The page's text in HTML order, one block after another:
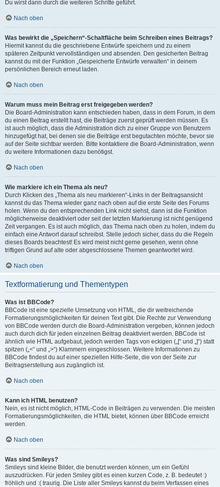
Du wirst dann durch die weiteren Schritte geführt.
Nach oben
Was bewirkt die „Speichern“-Schaltfläche beim Schreiben eines Beitrags?
Hiermit kannst du die geschriebene Entwürfe speichern und zu einem
späteren Zeitpunkt vervollständigen und absenden. Den gesicherten Beitrag
kannst du mit der Funktion „Gespeicherte Entwürfe verwalten“ in deinem
persönlichen Bereich erneut laden.
Nach oben
Warum muss mein Beitrag erst freigegeben werden?
Die Board-Administration kann entschieden haben, dass in dem Forum, in dem
du einen Beitrag erstellt hast, die Beiträge zuerst geprüft werden müssen. Es
ist auch möglich, dass die Administration dich zu einer Gruppe von Benutzern
hinzugefügt hat, bei denen sie die Beiträge erst begutachten möchte, bevor sie
auf der Seite sichtbar werden. Bitte kontaktiere die Board-Administration, wenn
du weitere Informationen dazu benötigst.
Nach oben
Wie markiere ich ein Thema als neu?
Durch Klicken des „Thema als neu markieren“-Links in der Beitragsansicht
kannst du das Thema wieder ganz nach oben auf die erste Seite des Forums
holen. Wenn du den entsprechenden Link nicht siehst, dann ist die Funktion
möglicherweise deaktiviert oder seit der letzten Markierung ist nicht genügend
Zeit vergangen. Es ist auch möglich, das Thema nach oben zu holen, indem du
einfach eine Antwort darauf schreibst. Stelle jedoch sicher, dass du die Regeln
dieses Boards beachtest! Es wird meist nicht gerne gesehen, wenn ohne
triftigen Grund auf alte oder abgeschlossene Themen geantwortet wird.
Nach oben
Textformatierung und Thementypen
Was ist BBCode?
BBCode ist eine spezielle Umsetzung von HTML, die dir weitreichende
Formatierungsmöglichkeiten für deinen Text gibt. Die Rechte zur Verwendung
von BBCode werden durch die Board-Administration vergeben, können jedoch
auch durch dich für jeden einzelnen Beitrag deaktiviert werden. BBCode ist
ähnlich wie HTML aufgebaut, jedoch werden Tags von eckigen („[“ und „]“) statt
spitzen („<“ und „>“) Klammern eingeschlossen. Weitere Informationen zu
BBCode findest du auf einer speziellen Hilfe-Seite, die von der Seite zur
Beitragserstellung aus zugänglich ist.
Nach oben
Kann ich HTML benutzen?
Nein, es ist nicht möglich, HTML-Code in Beiträgen zu verwenden. Die meisten
Formatierungsmöglichkeiten, die HTML bietet, können über BBCode erreicht
werden.
Nach oben
Was sind Smileys?
Smileys sind kleine Bilder, die benutzt werden können, um ein Gefühl
auszudrücken. Für jeden Smiley gibt es einen kurzen Code, z. B. bedeutet :)
fröhlich und :( traurig. Die Liste aller Smileys kannst du beim Verfassen eines